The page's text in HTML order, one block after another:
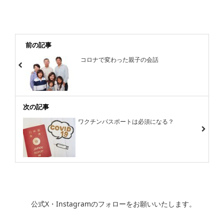
前の記事
コロナで変わった親子の会話
次の記事
ワクチンパスポートは必須になる？
公式X・Instagramのフォローをお願いいたします。